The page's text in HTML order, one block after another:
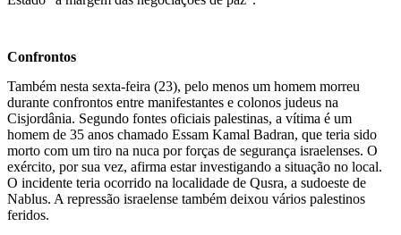
Confrontos
Também nesta sexta-feira (23), pelo menos um homem morreu
durante confrontos entre manifestantes e colonos judeus na
Cisjordânia. Segundo fontes oficiais palestinas, a vítima é um
homem de 35 anos chamado Essam Kamal Badran, que teria sido
morto com um tiro na nuca por forças de segurança israelenses. O
exército, por sua vez, afirma estar investigando a situação no local.
O incidente teria ocorrido na localidade de Qusra, a sudoeste de
Nablus. A repressão israelense também deixou vários palestinos
feridos.